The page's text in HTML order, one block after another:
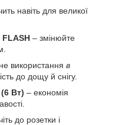
навіть для великої
FLASH – змінюйте
використання в
до дощу й снігу.
Вт) – економія
до розетки і